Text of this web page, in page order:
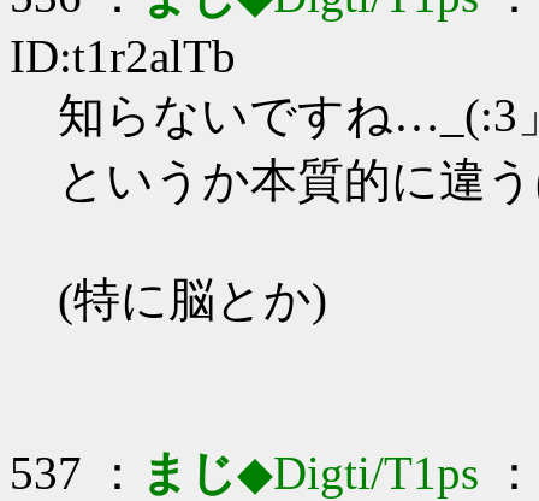
ID:t1r2alTb
知らないですね…_(:3
というか本質的に違
(特に脳とか)
537 ： まじ◆Digti/T1ps